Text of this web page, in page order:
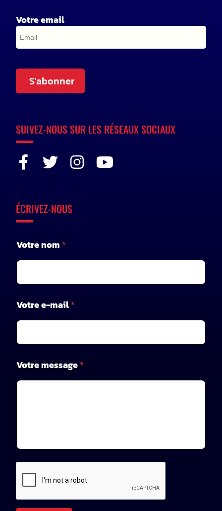
Votre email
S'abonner
SUIVEZ-NOUS SUR LES RÉSEAUX SOCIAUX
ÉCRIVEZ-NOUS
Votre nom *
-
m
i
V
o
t
Votre e-mail*
Votre message*